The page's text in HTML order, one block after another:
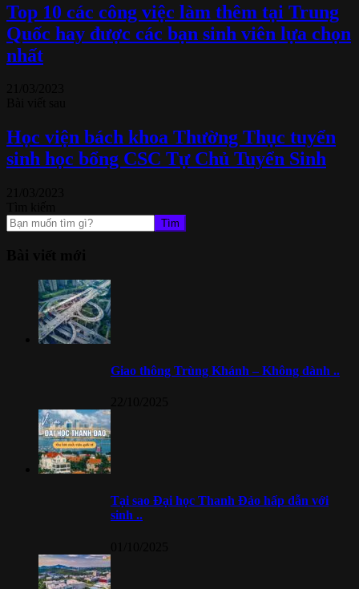
Top 10 các công việc làm thêm tại Trung
Quốc hay được các bạn sinh viên lựa chọn
nhất
Học viện bách khoa Thường Thục tuyển
sinh học bổng CSC Tự Chủ Tuyển Sinh​
Tìm
Giao thông Trùng Khánh – Không dành ..
Tại sao Đại học Thanh Đảo hấp dẫn với
sinh ..